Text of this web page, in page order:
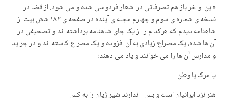
«این اواخر باز هم تصرفاتی در اشعار فردوسی شده و می شود. از قضا در
نسخه ی شماره ی سوم و چهارم مجله ی آینده در صفحه ی ۱۸۲ شش بیت از
شاهنامه دیدم که هرکدام را از یک جای شاهنامه برداشته اند و تصحیفی در
آن ها شده، یک مصراع زیادی به آن افزوده و یک مصراع کاسته اند و در جراید
و مدارس آن ها را می خوانند و یاد می دهند:
یا مرگ یا وطن